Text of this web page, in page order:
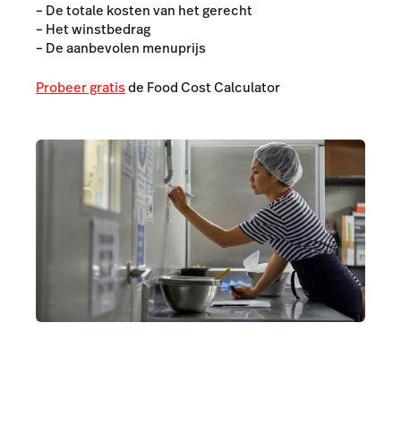
– De totale kosten van het gerecht
– Het winstbedrag
– De aanbevolen menuprijs
Probeer gratisde Food Cost Calculator